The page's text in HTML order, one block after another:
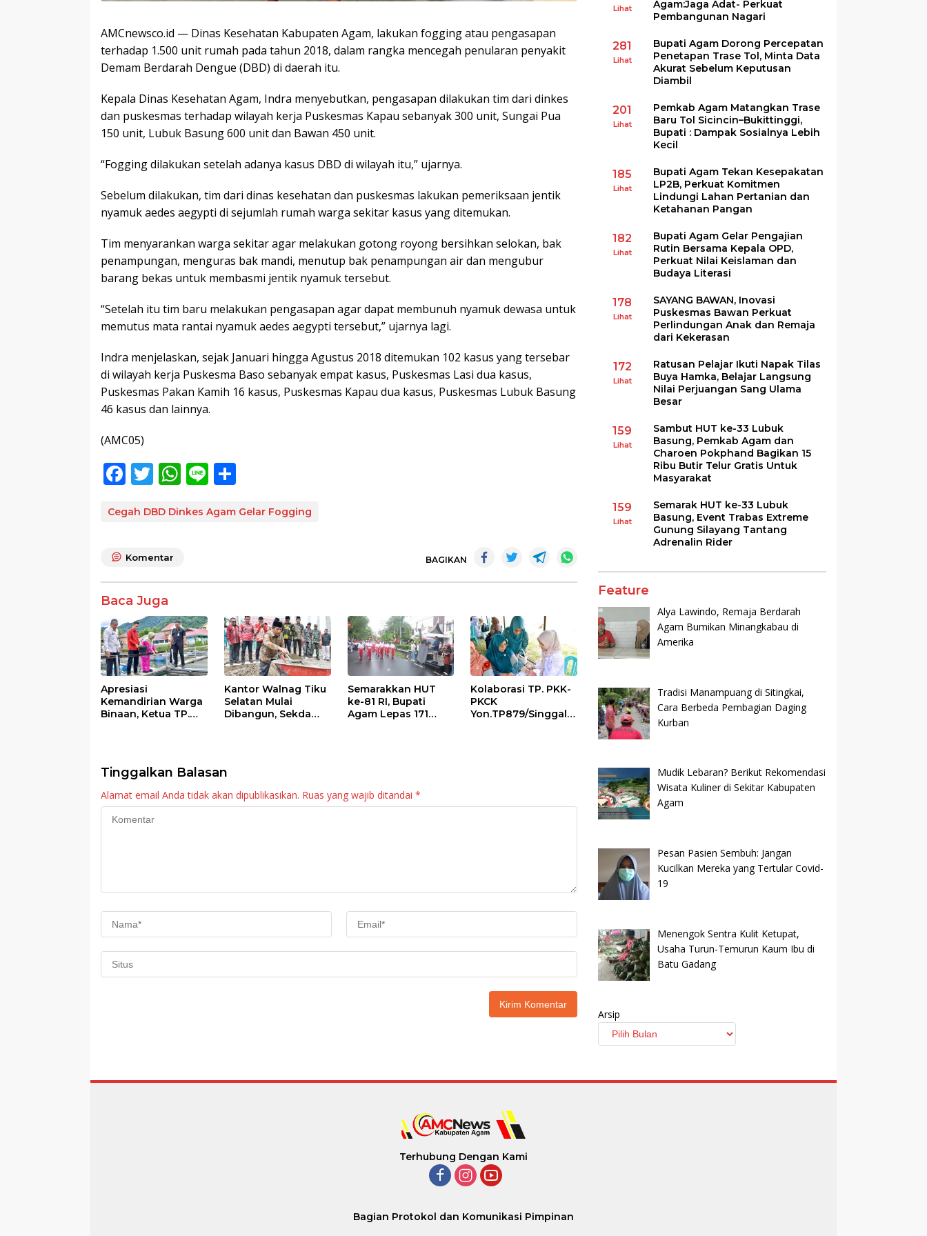
AMCnewsco.id — Dinas Kesehatan Kabupaten Agam, lakukan fogging atau pengasapan
terhadap 1.500 unit rumah pada tahun 2018, dalam rangka mencegah penularan penyakit
Demam Berdarah Dengue (DBD) di daerah itu.
Kepala Dinas Kesehatan Agam, Indra menyebutkan, pengasapan dilakukan tim dari dinkes
dan puskesmas terhadap wilayah kerja Puskesmas Kapau sebanyak 300 unit, Sungai Pua
150 unit, Lubuk Basung 600 unit dan Bawan 450 unit.
“Fogging dilakukan setelah adanya kasus DBD di wilayah itu,” ujarnya.
Sebelum dilakukan, tim dari dinas kesehatan dan puskesmas lakukan pemeriksaan jentik
nyamuk aedes aegypti di sejumlah rumah warga sekitar kasus yang ditemukan.
Tim menyarankan warga sekitar agar melakukan gotong royong bersihkan selokan, bak
penampungan, menguras bak mandi, menutup bak penampungan air dan mengubur
barang bekas untuk membasmi jentik nyamuk tersebut.
“Setelah itu tim baru melakukan pengasapan agar dapat membunuh nyamuk dewasa untuk
memutus mata rantai nyamuk aedes aegypti tersebut,” ujarnya lagi.
Indra menjelaskan, sejak Januari hingga Agustus 2018 ditemukan 102 kasus yang tersebar
di wilayah kerja Puskesma Baso sebanyak empat kasus, Puskesmas Lasi dua kasus,
Puskesmas Pakan Kamih 16 kasus, Puskesmas Kapau dua kasus, Puskesmas Lubuk Basung
46 kasus dan lainnya.
(AMC05)
F
e
o
o
k
T
itt
W
at
p
Li
e ar
Cegah DBD Dinkes Agam Gelar Fogging
Komentar BAGIKAN
Baca Juga
Apresiasi
Kemandirian Warga
Binaan, Ketua TP.
Kantor Walnag Tiku
Selatan Mulai
Dibangun, Sekda
Semarakkan HUT
ke-81 RI, Bupati
Agam Lepas 171
Kolaborasi TP. PKK-
PKCK
Yon.TP879/Singgala
Tinggalkan Balasan
Alamat email Anda tidak akan dipublikasikan. Ruas yang wajib ditandai *
Lihat
Agam:Jaga Adat- Perkuat
Pembangunan Nagari
281
Lihat
Bupati Agam Dorong Percepatan
Penetapan Trase Tol, Minta Data
Akurat Sebelum Keputusan
Diambil
201
Lihat
Pemkab Agam Matangkan Trase
Baru Tol Sicincin–Bukittinggi,
Bupati : Dampak Sosialnya Lebih
Kecil
185
Lihat
Bupati Agam Tekan Kesepakatan
LP2B, Perkuat Komitmen
Lindungi Lahan Pertanian dan
Ketahanan Pangan
182
Lihat
Bupati Agam Gelar Pengajian
Rutin Bersama Kepala OPD,
Perkuat Nilai Keislaman dan
Budaya Literasi
178
Lihat
SAYANG BAWAN, Inovasi
Puskesmas Bawan Perkuat
Perlindungan Anak dan Remaja
dari Kekerasan
172
Lihat
Ratusan Pelajar Ikuti Napak Tilas
Buya Hamka, Belajar Langsung
Nilai Perjuangan Sang Ulama
Besar
159
Lihat
Sambut HUT ke-33 Lubuk
Basung, Pemkab Agam dan
Charoen Pokphand Bagikan 15
Ribu Butir Telur Gratis Untuk
Masyarakat
159
Lihat
Semarak HUT ke-33 Lubuk
Basung, Event Trabas Extreme
Gunung Silayang Tantang
Adrenalin Rider
Feature
Alya Lawindo, Remaja Berdarah
Agam Bumikan Minangkabau di
Amerika
Tradisi Manampuang di Sitingkai,
Cara Berbeda Pembagian Daging
Kurban
Mudik Lebaran? Berikut Rekomendasi
Wisata Kuliner di Sekitar Kabupaten
Agam
Pesan Pasien Sembuh: Jangan
Kucilkan Mereka yang Tertular Covid-
19
Menengok Sentra Kulit Ketupat,
Usaha Turun-Temurun Kaum Ibu di
Batu Gadang
Arsip
Terhubung Dengan Kami
Bagian Protokol dan Komunikasi Pimpinan